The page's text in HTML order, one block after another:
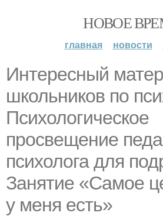
НОВОЕ
главная новости
Интересный
школьников по
Психологическое
просвещение
психолога для
Занятие «Самое
у меня есть»